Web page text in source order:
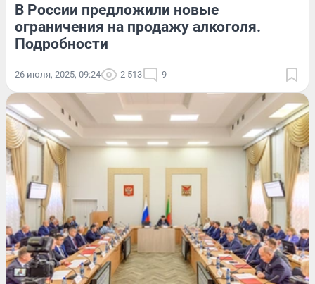
В России предложили новые
ограничения на продажу алкоголя.
Подробности
26 июля, 2025, 09:24 2 513 9